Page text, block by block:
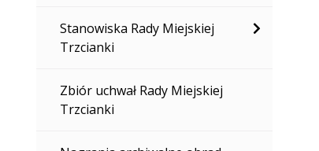
Stanowiska Rady Miejskiej
Trzcianki
Zbiór uchwał Rady Miejskiej
Trzcianki